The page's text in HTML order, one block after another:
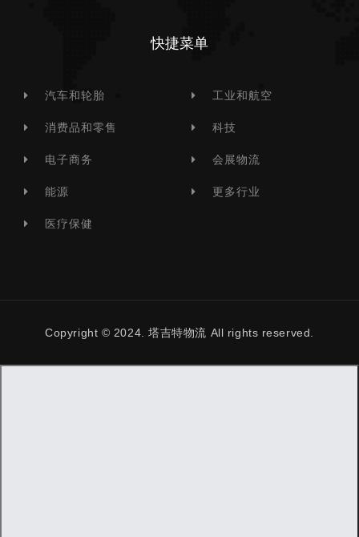
快捷菜单
汽车和轮胎
消费品和零售
电子商务
能源
医疗保健
工业和航空
科技
会展物流
更多行业
Copyright © 2024. 塔吉特物流 All rights reserved.